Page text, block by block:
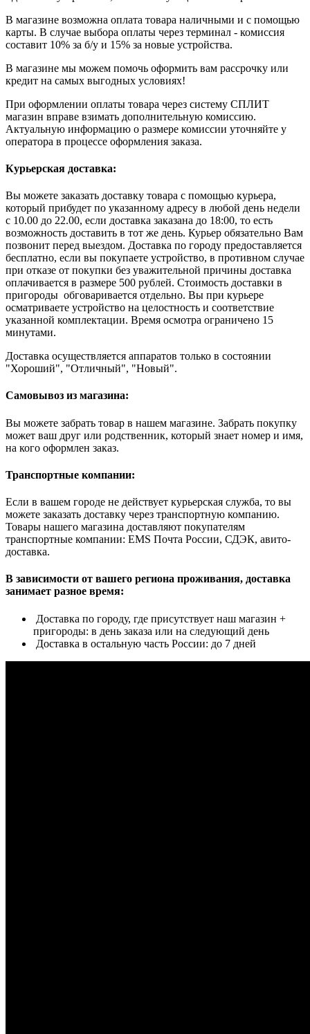
В магазине возможна оплата товара наличными и с помощью
карты. В случае выбора оплаты через терминал - комиссия
составит 10% за б/у и 15% за новые устройства.
В магазине мы можем помочь оформить вам рассрочку или
кредит на самых выгодных условиях!
При оформлении оплаты товара через систему СПЛИТ
магазин вправе взимать дополнительную комиссию.
Актуальную информацию о размере комиссии уточняйте у
оператора в процессе оформления заказа.
Курьерская доставка:
Вы можете заказать доставку товара с помощью курьера,
который прибудет по указанному адресу в любой день недели
с 10.00 до 22.00, если доставка заказана до 18:00, то есть
возможность доставить в тот же день. Курьер обязательно Вам
позвонит перед выездом. Доставка по городу предоставляется
бесплатно, если вы покупаете устройство, в противном случае
при отказе от покупки без уважительной причины доставка
оплачивается в размере 500 рублей. Стоимость доставки в
пригороды обговаривается отдельно. Вы при курьере
осматриваете устройство на целостность и соответствие
указанной комплектации. Время осмотра ограничено 15
минутами.
Доставка осуществляется аппаратов только в состоянии
"Хороший", "Отличный", "Новый".
Самовывоз из магазина:
Вы можете забрать товар в нашем магазине. Забрать покупку
может ваш друг или родственник, который знает номер и имя,
на кого оформлен заказ.
Транспортные компании:
Если в вашем городе не действует курьерская служба, то вы
можете заказать доставку через транспортную компанию.
Товары нашего магазина доставляют покупателям
транспортные компании: EMS Почта России, СДЭК, авито-
доставка.
В зависимости от вашего региона проживания, доставка
занимает разное время:
Доставка по городу, где присутствует наш магазин +
пригороды: в день заказа или на следующий день
Доставка в остальную часть России: до 7 дней